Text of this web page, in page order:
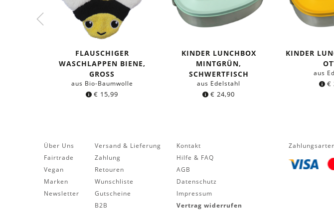
FLAUSCHIGER
WASCHLAPPEN BIENE,
GROSS
aus Bio-Baumwolle
€ 15,99
KINDER LUNCHBOX
MINTGRÜN,
SCHWERTFISCH
aus Edelstahl
€ 24,90
KINDER
aus
€
Über Uns
Fairtrade
Vegan
Marken
Newsletter
Versand & Lieferung
Zahlung
Retouren
Wunschliste
Gutscheine
B2B
Kontakt
Hilfe & FAQ
AGB
Datenschutz
Impressum
Vertrag widerrufen